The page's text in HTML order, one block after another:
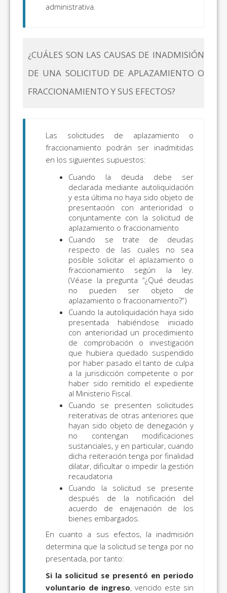
administrativa.
¿CUÁLES SON LAS CAUSAS DE INADMISIÓN
DE UNA SOLICITUD DE APLAZAMIENTO O
FRACCIONAMIENTO Y SUS EFECTOS?
Las solicitudes de aplazamiento o
fraccionamiento podrán ser inadmitidas
en los siguientes supuestos:
Cuando la deuda debe ser
declarada mediante autoliquidación
y esta última no haya sido objeto de
presentación con anterioridad o
conjuntamente con la solicitud de
aplazamiento o fraccionamiento
Cuando se trate de deudas
respecto de las cuales no sea
posible solicitar el aplazamiento o
fraccionamiento según la ley.
(Véase la pregunta “¿Qué deudas
no pueden ser objeto de
aplazamiento o fraccionamiento?”)
Cuando la autoliquidación haya sido
presentada habiéndose iniciado
con anterioridad un procedimiento
de comprobación o investigación
que hubiera quedado suspendido
por haber pasado el tanto de culpa
a la jurisdicción competente o por
haber sido remitido el expediente
al Ministerio Fiscal.
Cuando se presenten solicitudes
reiterativas de otras anteriores que
hayan sido objeto de denegación y
no contengan modificaciones
sustanciales, y en particular, cuando
dicha reiteración tenga por finalidad
dilatar, dificultar o impedir la gestión
recaudatoria
Cuando la solicitud se presente
después de la notificación del
acuerdo de enajenación de los
bienes embargados.
En cuanto a sus efectos, la inadmisión
determina que la solicitud se tenga por no
presentada, por tanto:
Si la solicitud se presentó en periodo
voluntario de ingreso, vencido este sin